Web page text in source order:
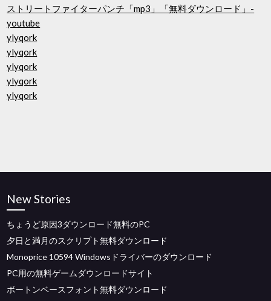
ストリートファイターパンチ「mp3」「無料ダウンロード」-
youtube
ylyqork
ylyqork
ylyqork
ylyqork
ylyqork
New Stories
ちょうど原因3ダウンロード無料のPC
夕日と満月のスクリプト無料ダウンロード
Monoprice 10594 Windowsドライバーのダウンロード
PC用の無料ゲームダウンロードサイト
ボートンベースフォント無料ダウンロード